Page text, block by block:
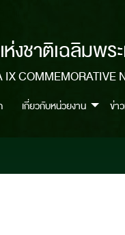
งชาติเฉลิมพร
IX
เกี่ยวกับหน่วยงาน ข่า